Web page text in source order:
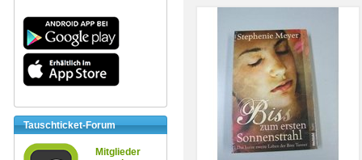
Tauschticket-Forum
Mitglieder